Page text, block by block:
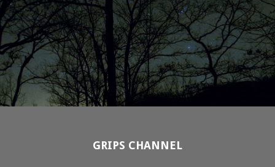
GRIPS CHANNEL